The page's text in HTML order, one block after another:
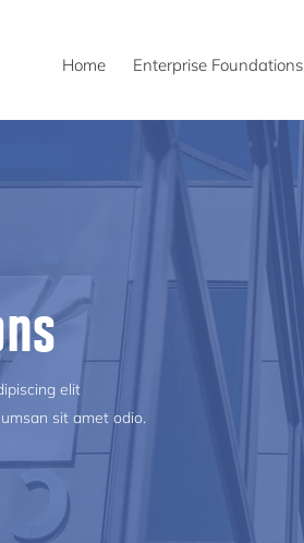
Home Enterprise Foundations
elit
sit amet odio.